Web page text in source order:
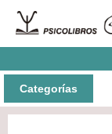
Categorías